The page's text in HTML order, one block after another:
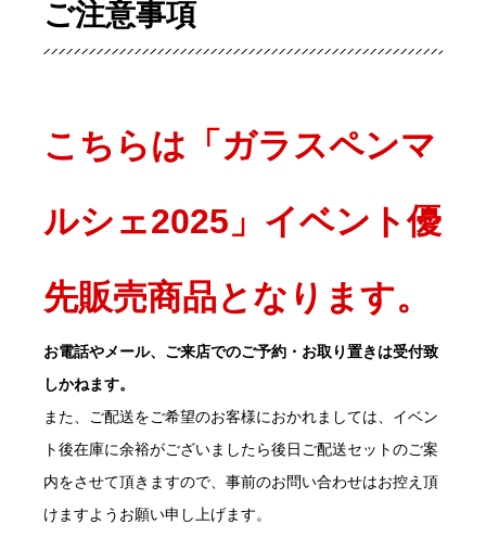
ご注意事項
こちらは「ガラスペンマ
ルシェ2025」イベント優
先販売商品となります。
お電話やメール、ご来店でのご予約・お取り置きは受付致
しかねます。
また、ご配送をご希望のお客様におかれましては、イベン
ト後在庫に余裕がございましたら後日ご配送セットのご案
内をさせて頂きますので、事前のお問い合わせはお控え頂
けますようお願い申し上げます。